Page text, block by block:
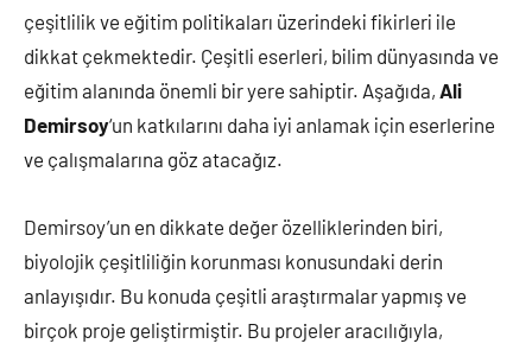
çeşitlilik ve eğitim politikaları üzerindeki fikirleri ile
dikkat çekmektedir. Çeşitli eserleri, bilim dünyasında ve
eğitim alanında önemli bir yere sahiptir. Aşağıda, Ali
Demirsoy‘un katkılarını daha iyi anlamak için eserlerine
ve çalışmalarına göz atacağız.
Demirsoy’un en dikkate değer özelliklerinden biri,
biyolojik çeşitliliğin korunması konusundaki derin
anlayışıdır. Bu konuda çeşitli araştırmalar yapmış ve
birçok proje geliştirmiştir. Bu projeler aracılığıyla,